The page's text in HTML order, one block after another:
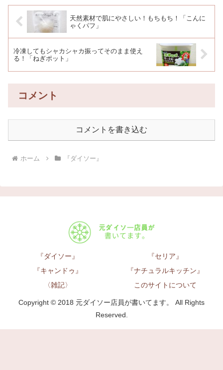
天然素材で肌にやさしい！もちもち！「こんに
ゃくパフ」
冷凍してもシャカシャカ振ってそのまま使え
る！「ねぎポット」
コメント
コメントを書き込む
ホーム 『ダイソー』
『ダイソー』
『セリア』
『キャンドゥ』
『ナチュラルキッチン』
〈雑記〉
このサイトについて
Copyright © 2018 元ダイソー店員が書いてます。 All Rights
Reserved.